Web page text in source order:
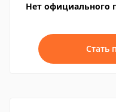
Нет официального
Стать